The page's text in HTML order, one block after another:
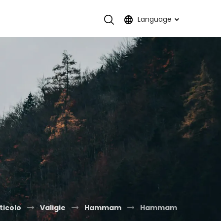
Language
Valigie Hammam Hammam